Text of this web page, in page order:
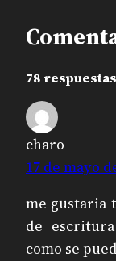
78
charo
17 de mayo
me gustaria
de
como se